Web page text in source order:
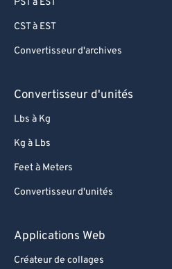
PST à EST
CST à EST
Convertisseur d'archives
Convertisseur d'unités
Lbs à Kg
Kg à Lbs
Feet à Meters
Convertisseur d'unités
Applications Web
Créateur de collages